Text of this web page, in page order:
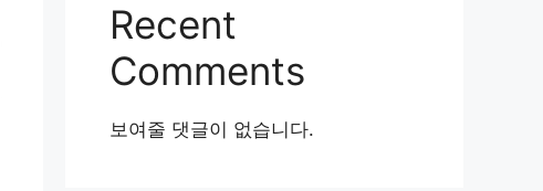
Recent
Comments
보여줄 댓글이 없습니다.